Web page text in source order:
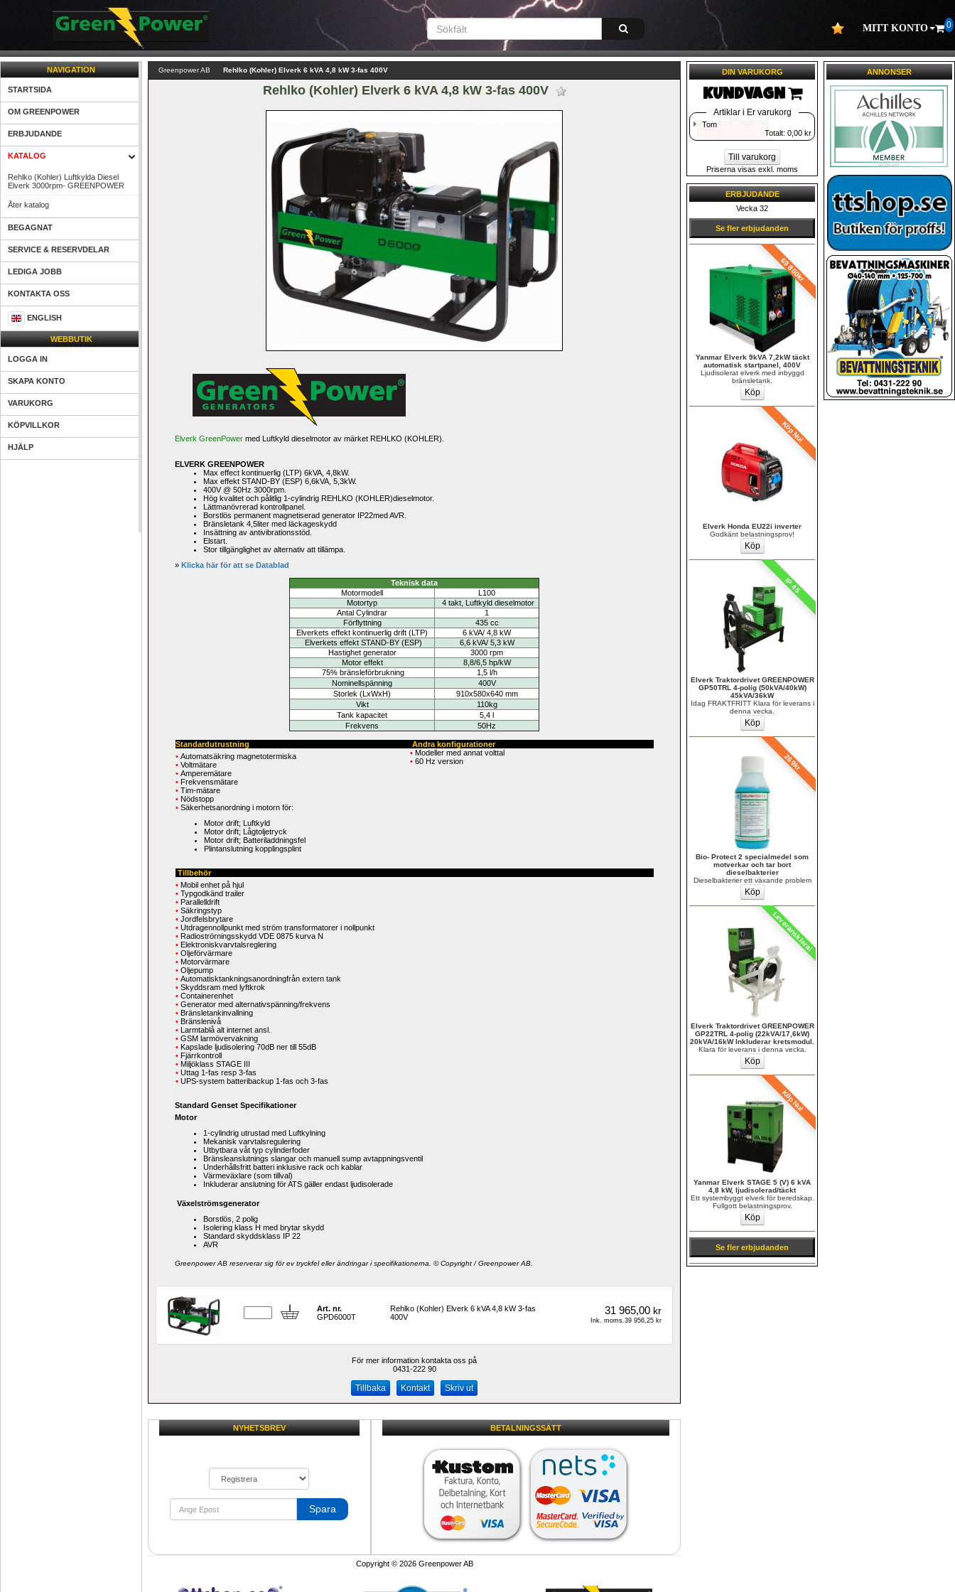
MITT KONTO 0
NAVIGATION
STARTSIDA
OM GREENPOWER
ERBJUDANDE
KATALOG
Rehlko (Kohler) Luftkylda Diesel
Elverk 3000rpm- GREENPOWER
Åter katalog
BEGAGNAT
SERVICE & RESERVDELAR
LEDIGA JOBB
KONTAKTA OSS
ENGLISH
WEBBUTIK
LOGGA IN
SKAPA KONTO
VARUKORG
KÖPVILLKOR
HJÄLP
ANNONSER
DIN VARUKORG
KUNDVAGN
Artiklar i Er varukorg
Tom
Totalt: 0,00 kr
Till varukorg
Priserna visas exkl. moms
ERBJUDANDE
Vecka 32
Se fler erbjudanden
69 800kr
Yanmar Elverk 9kVA 7,2kW täckt
automatisk startpanel, 400V
Ljudisolerat elverk med inbyggd
bränsletank.
Köp Nu!
Elverk Honda EU22i inverter
Godkänt belastningsprov!
IP 45
Elverk Traktordrivet GREENPOWER
GP50TRL 4-polig (50kVA/40kW)
45kVA/36kW
Idag FRAKTFRITT Klara för leverans i
denna vecka.
269kr
Bio- Protect 2 specialmedel som
motverkar och tar bort
dieselbakterier
Dieselbakterier ett växande problem
Leveransklara!
Elverk Traktordrivet GREENPOWER
GP22TRL 4-polig (22kVA/17,6kW)
20kVA/16kW Inkluderar kretsmodul.
Klara för leverans i denna vecka.
Köp Nu!
Yanmar Elverk STAGE 5 (V) 6 kVA
4,8 kW, ljudisolerad/täckt
Ett systembyggt elverk för beredskap.
Fullgott belastningsprov.
Se fler erbjudanden
Greenpower AB Rehlko (Kohler) Elverk 6 kVA 4,8 kW 3-fas 400V
Rehlko (Kohler) Elverk 6 kVA 4,8 kW 3-fas 400V
Elverk GreenPower med Luftkyld dieselmotor av märket REHLKO (KOHLER).
ELVERK GREENPOWER
Max effect kontinuerlig (LTP) 6kVA, 4,8kW.
Max effekt STAND-BY (ESP) 6,6kVA, 5,3kW.
400V @ 50Hz 3000rpm.
Hög kvalitet och pålitlig 1-cylindrig REHLKO (KOHLER)dieselmotor.
Lättmanövrerad kontrollpanel.
Borstlös permanent magnetiserad generator IP22med AVR.
Bränsletank 4,5liter med läckageskydd
Insättning av antivibrationsstöd.
Elstart.
Stor tillgänglighet av alternativ att tillämpa.
» Klicka här för att se Datablad
Teknisk data
Motormodell
L100
Motortyp
4 takt, Luftkyld dieselmotor
Antal Cylindrar
1
Förflyttning
435 cc
Elverkets effekt kontinuerlig drift (LTP)
6 kVA/ 4,8 kW
Elverkets effekt STAND-BY (ESP)
6,6 kVA/ 5,3 kW
Hastighet generator
3000 rpm
Motor effekt
8,8/6,5 hp/kW
75% bränsleförbrukning
1,5 l/h
Nominellspänning
400V
Storlek (LxWxH)
910x580x640 mm
Vikt
110kg
Tank kapacitet
5,4 l
Frekvens
50Hz
Standardutrustning
Andra konfigurationer
• Automatsäkring magnetotermiska
• Voltmätare
• Amperemätare
• Frekvensmätare
• Tim-mätare
• Nödstopp
• Säkerhetsanordning i motorn för:
Motor drift; Luftkyld
Motor drift; Lågtoljetryck
Motor drift; Batteriladdningsfel
Plintanslutning kopplingsplint
• Modeller med annat volttal
• 60 Hz version
Tillbehör
• Mobil enhet på hjul
• Typgodkänd trailer
• Parallelldrift
• Säkringstyp
• Jordfelsbrytare
• Utdragennollpunkt med ström transformatorer i nollpunkt
• Radioströrningsskydd VDE 0875 kurva N
• Elektroniskvarvtalsreglering
• Oljeförvärmare
• Motorvärmare
• Oljepump
• Automatisktankningsanordningfrån extern tank
• Skyddsram med lyftkrok
• Containerenhet
• Generator med alternativspänning/frekvens
• Bränsletankinvallning
• Bränslenivå
• Larmtablå alt internet ansl.
• GSM larmövervakning
• Kapslade ljudisolering 70dB ner till 55dB
• Fjärrkontroll
• Miljöklass STAGE III
• Uttag 1-fas resp 3-fas
• UPS-system batteribackup 1-fas och 3-fas
Standard Genset Specifikationer
Motor
1-cylindrig utrustad med Luftkylning
Mekanisk varvtalsregulering
Utbytbara våt typ cylinderfoder
Bränsleanslutnings slangar och manuell sump avtappningsventil
Underhållsfritt batteri inklusive rack och kablar
Värmeväxlare (som tillval)
Inkluderar anslutning för ATS gäller endast ljudisolerade
Växelströmsgenerator
Borstlös, 2 polig
Isolering klass H med brytar skydd
Standard skyddsklass IP 22
AVR
Greenpower AB reserverar sig för ev tryckfel eller ändringar i specifikationerna. © Copyright / Greenpower AB.
Art. nr.
GPD6000T
Rehlko (Kohler) Elverk 6 kVA 4,8 kW 3-fas
400V
31 965,00kr
Ink. moms.39 956,25 kr
För mer information kontakta oss på
0431-222 90
Kontakt Skriv ut
NYHETSBREV
Spara
BETALNINGSSÄTT
Copyright © 2026 Greenpower AB